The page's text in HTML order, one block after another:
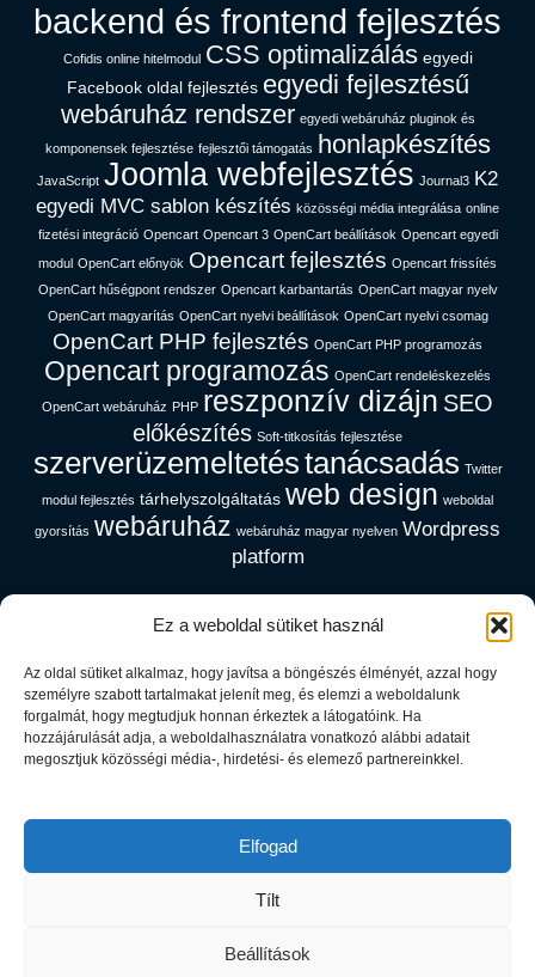
Ez a weboldal sütiket használ
Az oldal sütiket alkalmaz, hogy javítsa a böngészés élményét, azzal hogy
személyre szabott tartalmakat jelenít meg, és elemzi a weboldalunk
forgalmát, hogy megtudjuk honnan érkeztek a látogatóink. Ha
hozzájárulását adja, a weboldalhasználatra vonatkozó alábbi adatait
megosztjuk közösségi média-, hirdetési- és elemező partnereinkkel.
Elfogad
Tílt
Beállítások
backend és frontend fejlesztés
Cofidis online hitelmodul CSS optimalizálás egyedi
Facebook oldal fejlesztés egyedi fejlesztésű
webáruház rendszer egyedi webáruház pluginok és
komponensek fejlesztése fejlesztői támogatás honlapkészítés
JavaScript Joomla webfejlesztés Journal3 K2
egyedi MVC sablon készítés közösségi média integrálása online
fizetési integráció Opencart Opencart 3 OpenCart beállítások Opencart egyedi
modul OpenCart előnyök Opencart fejlesztés Opencart frissítés
OpenCart hűségpont rendszer Opencart karbantartás OpenCart magyar nyelv
OpenCart magyarítás OpenCart nyelvi beállítások OpenCart nyelvi csomag
OpenCart PHP fejlesztés OpenCart PHP programozás
Opencart programozás OpenCart rendeléskezelés
OpenCart webáruház PHP reszponzív dizájn SEO
előkészítés Soft-titkosítás fejlesztése
szerverüzemeltetéstanácsadás Twitter
modul fejlesztés tárhelyszolgáltatás web design weboldal
gyorsítás webáruház webáruház magyar nyelven Wordpress
platform
Cég információk
Adatfeldolgozói Tájékoztató
Adatvédelem
ÁSZF
Rólunk